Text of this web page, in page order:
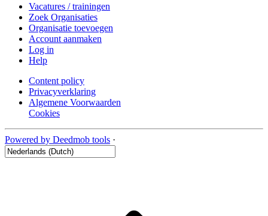
Vacatures / trainingen
Zoek Organisaties
Organisatie toevoegen
Account aanmaken
Log in
Help
Content policy
Privacyverklaring
Algemene Voorwaarden
Cookies
Powered by Deedmob tools ·